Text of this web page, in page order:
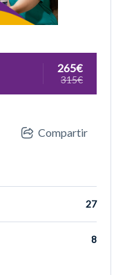
265€
315€
Compartir
27
8